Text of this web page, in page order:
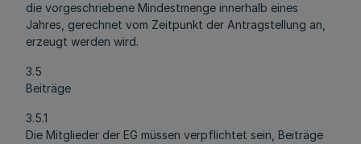
die vorgeschriebene Mindestmenge innerhalb eines
Jahres, gerechnet vom Zeitpunkt der Antragstellung an,
erzeugt werden wird.
3.5
Beiträge
3.5.1
Die Mitglieder der EG müssen verpflichtet sein, Beiträge